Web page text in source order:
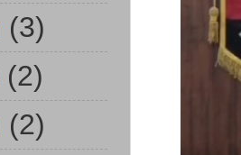
(3)
(2)
(2)